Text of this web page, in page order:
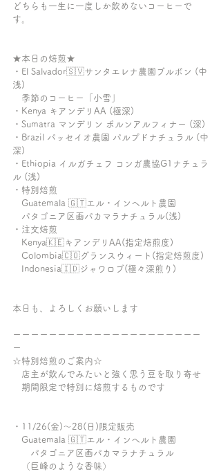
どちらも一生に一度しか飲めないコーヒーで
す。
★本日の焙煎★
・El Salvador🇸🇻サンタエレナ農園ブルボン (中
浅)
季節のコーヒー「小雪」
・Kenya キアンデリAA (極深)
・Sumatra マンデリン ポルンアルフィナー (深)
・Brazil パッセイオ農園 パルプドナチュラル (中
深)
・Ethiopia イルガチェフ コンガ農協G1ナチュラ
ル (浅)
・特別焙煎
Guatemala 🇬🇹エル・インヘルト農園
パタゴニア区画パカマラナチュラル(浅)
・注文焙煎
Kenya🇰🇪キアンデリAA(指定焙煎度)
Colombia🇨🇴グランスウィート(指定焙煎度)
Indonesia🇮🇩ジャワロブ(極々深煎り)
本日も、よろしくお願いします
ーーーーーーーーーーーーーーーーーーーーー
ー
☆特別焙煎のご案内☆
店主が飲んでみたいと強く思う豆を取り寄せ
期間限定で特別に焙煎するものです
・11/26(金)〜28(日)限定販売
Guatemala 🇬🇹エル・インヘルト農園
パタゴニア区画パカマラナチュラル
（巨峰のような香味）